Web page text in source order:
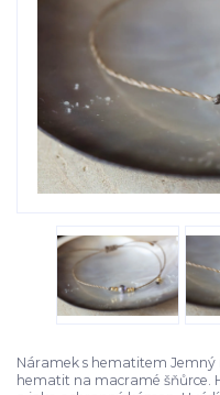
Náramek s hematitem
hematit na macramé šňůrce.